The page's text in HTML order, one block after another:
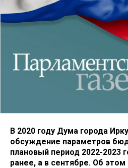
В 2020 году Дума города
обсуждение параметров
плановый период 2022-2023
ранее, а в сентябре. Об